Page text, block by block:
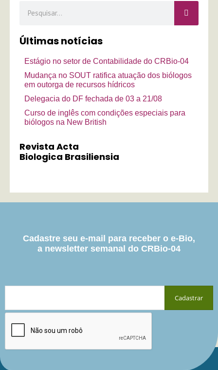
Últimas notícias
Estágio no setor de Contabilidade do CRBio-04
Mudança no SOUT ratifica atuação dos biólogos
em outorga de recursos hídricos
Delegacia do DF fechada de 03 a 21/08
Curso de inglês com condições especiais para
biólogos na New British
Revista Acta
Biologica Brasiliensia
Cadastre seu e-mail para receber o e-Bio,
a newsletter semanal do CRBio-04